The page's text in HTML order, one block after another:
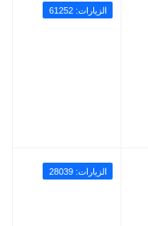
الزيارات: 61252
الزيارات: 28039